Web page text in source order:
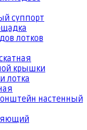
суппорт
лотков
крышки
лотка
настенный